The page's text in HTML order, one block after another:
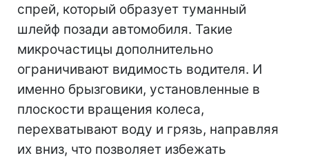
спрей, который образует туманный
шлейф позади автомобиля. Такие
микрочастицы дополнительно
ограничивают видимость водителя. И
именно брызговики, установленные в
плоскости вращения колеса,
перехватывают воду и грязь, направляя
их вниз, что позволяет избежать